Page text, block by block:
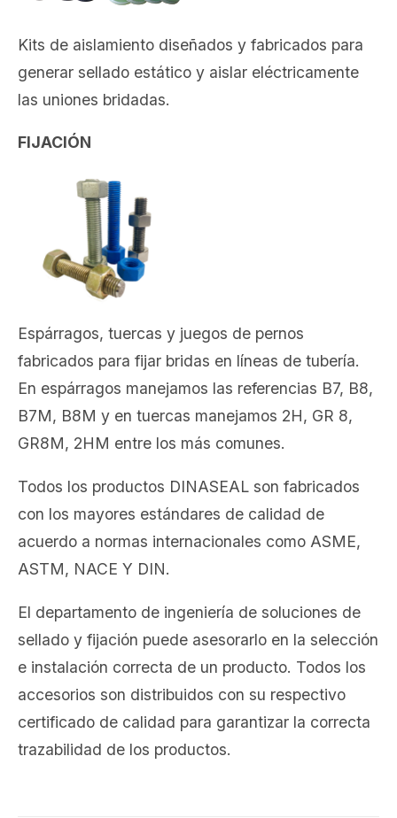
Kits de aislamiento diseñados y fabricados para
generar sellado estático y aislar eléctricamente
las uniones bridadas.
FIJACIÓN
Espárragos, tuercas y juegos de pernos
fabricados para fijar bridas en líneas de tubería.
En espárragos manejamos las referencias B7, B8,
B7M, B8M y en tuercas manejamos 2H, GR 8,
GR8M, 2HM entre los más comunes.
Todos los productos DINASEAL son fabricados
con los mayores estándares de calidad de
acuerdo a normas internacionales como ASME,
ASTM, NACE Y DIN.
El departamento de ingeniería de soluciones de
sellado y fijación puede asesorarlo en la selección
e instalación correcta de un producto. Todos los
accesorios son distribuidos con su respectivo
certificado de calidad para garantizar la correcta
trazabilidad de los productos.